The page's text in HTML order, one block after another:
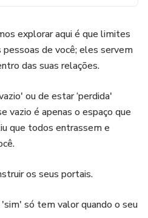
explorar aqui é que limites
de você; eles servem
das suas relações.
ou de estar ‘perdida'
vazio é apenas o espaço que
que todos entrassem e
os seus portais.
só tem valor quando o seu